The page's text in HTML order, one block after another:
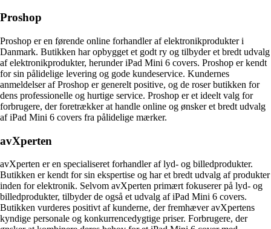
Proshop
Proshop er en førende online forhandler af elektronikprodukter i
Danmark. Butikken har opbygget et godt ry og tilbyder et bredt udvalg
af elektronikprodukter, herunder iPad Mini 6 covers. Proshop er kendt
for sin pålidelige levering og gode kundeservice. Kundernes
anmeldelser af Proshop er generelt positive, og de roser butikken for
dens professionelle og hurtige service. Proshop er et ideelt valg for
forbrugere, der foretrækker at handle online og ønsker et bredt udvalg
af iPad Mini 6 covers fra pålidelige mærker.
avXperten
avXperten er en specialiseret forhandler af lyd- og billedprodukter.
Butikken er kendt for sin ekspertise og har et bredt udvalg af produkter
inden for elektronik. Selvom avXperten primært fokuserer på lyd- og
billedprodukter, tilbyder de også et udvalg af iPad Mini 6 covers.
Butikken vurderes positivt af kunderne, der fremhæver avXpertens
kyndige personale og konkurrencedygtige priser. Forbrugere, der